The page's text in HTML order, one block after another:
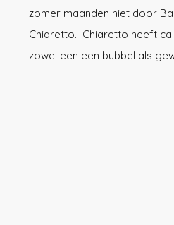
zomer maanden niet door
Chiaretto.  Chiaretto heeft
zowel een een bubbel als